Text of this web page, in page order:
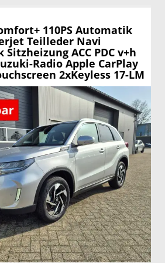
110PS Automatik
Teilleder Navi
ACC PDC v+h
Radio Apple CarPlay
2xKeyless 17-LM